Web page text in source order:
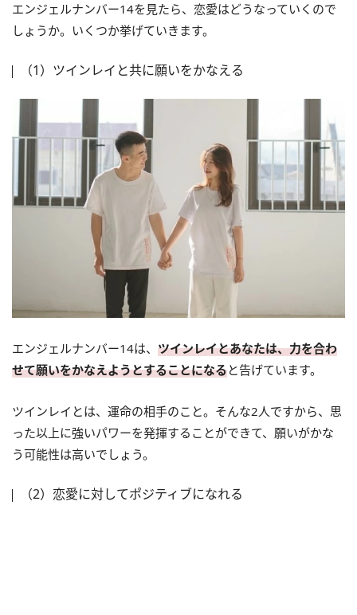
エンジェルナンバー14を見たら、恋愛はどうなっていくので
しょうか。いくつか挙げていきます。
（1）ツインレイと共に願いをかなえる
エンジェルナンバー14は、 ツインレイとあなたは、力を合わ
せて願いをかなえようとすることになると告げています。
ツインレイとは、運命の相手のこと。そんな2人ですから、思
った以上に強いパワーを発揮することができて、願いがかな
う可能性は高いでしょう。
（2）恋愛に対してポジティブになれる